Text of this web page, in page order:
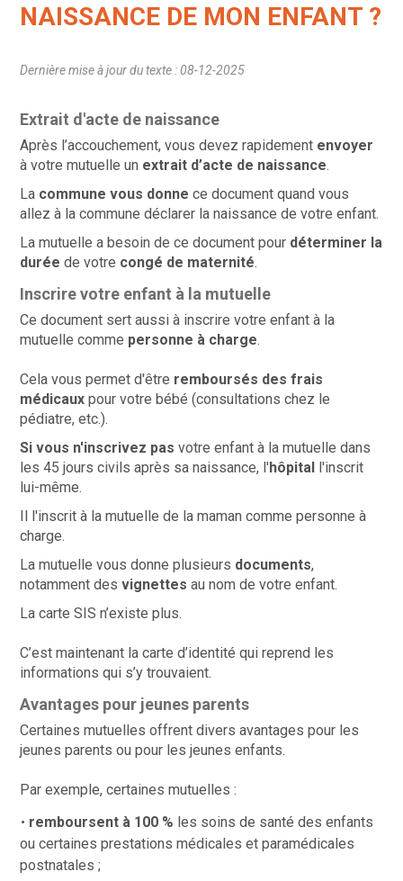
NAISSANCE DE MON ENFANT ?
Dernière mise à jour du texte : 08-12-2025
Extrait d'acte de naissance
Après l’accouchement, vous devez rapidement envoyer
à votre mutuelle un extrait d’acte de naissance.
La commune vous donne ce document quand vous
allez à la commune déclarer la naissance de votre enfant.
La mutuelle a besoin de ce document pour déterminer la
duréede votre congé de maternité.
Inscrire votre enfant à la mutuelle
Ce document sert aussi à inscrire votre enfant à la
mutuelle comme personne à charge.
Cela vous permet d'être remboursés des frais
médicaux pour votre bébé (consultations chez le
pédiatre, etc.).
Si vous n'inscrivez pas votre enfant à la mutuelle dans
les 45 jours civils après sa naissance, l'hôpital l'inscrit
lui-même.
Il l'inscrit à la mutuelle de la maman comme personne à
charge.
La mutuelle vous donne plusieurs documents,
notamment desvignettesau nom de votre enfant.
La carte SIS n’existe plus.
C’est maintenant la carte d’identité qui reprend les
informations qui s’y trouvaient.
Avantages pour jeunes parents
Certaines mutuelles offrent divers avantages pour les
jeunes parents ou pour les jeunes enfants.
Par exemple, certaines mutuelles :
remboursent à 100 % les soins de santé des enfants
ou certaines prestations médicales et paramédicales
postnatales ;